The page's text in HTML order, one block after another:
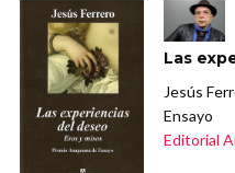
Las
Jesús
Ensayo
Editorial